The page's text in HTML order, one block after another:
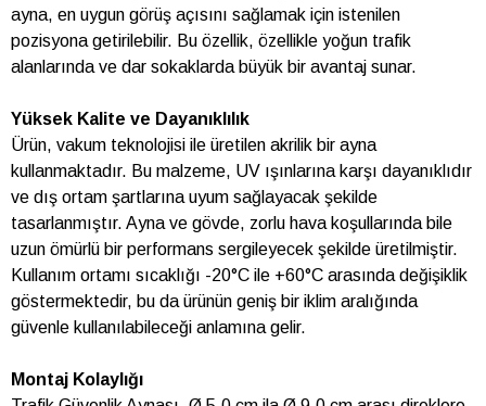
ayna, en uygun görüş açısını sağlamak için istenilen
pozisyona getirilebilir. Bu özellik, özellikle yoğun trafik
alanlarında ve dar sokaklarda büyük bir avantaj sunar.
Yüksek Kalite ve Dayanıklılık
Ürün, vakum teknolojisi ile üretilen akrilik bir ayna
kullanmaktadır. Bu malzeme, UV ışınlarına karşı dayanıklıdır
ve dış ortam şartlarına uyum sağlayacak şekilde
tasarlanmıştır. Ayna ve gövde, zorlu hava koşullarında bile
uzun ömürlü bir performans sergileyecek şekilde üretilmiştir.
Kullanım ortamı sıcaklığı -20°C ile +60°C arasında değişiklik
göstermektedir, bu da ürünün geniş bir iklim aralığında
güvenle kullanılabileceği anlamına gelir.
Montaj Kolaylığı